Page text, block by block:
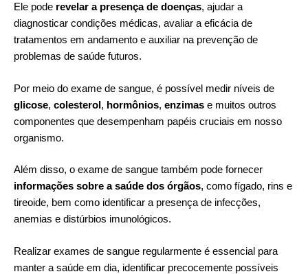
Ele pode revelar a presença de doenças, ajudar a
diagnosticar condições médicas, avaliar a eficácia de
tratamentos em andamento e auxiliar na prevenção de
problemas de saúde futuros.
Por meio do exame de sangue, é possível medir níveis de
glicose, colesterol, hormônios, enzimas e muitos outros
componentes que desempenham papéis cruciais em nosso
organismo.
Além disso, o exame de sangue também pode fornecer
informações sobre a saúde dos órgãos, como fígado, rins e
tireoide, bem como identificar a presença de infecções,
anemias e distúrbios imunológicos.
Realizar exames de sangue regularmente é essencial para
manter a saúde em dia, identificar precocemente possíveis